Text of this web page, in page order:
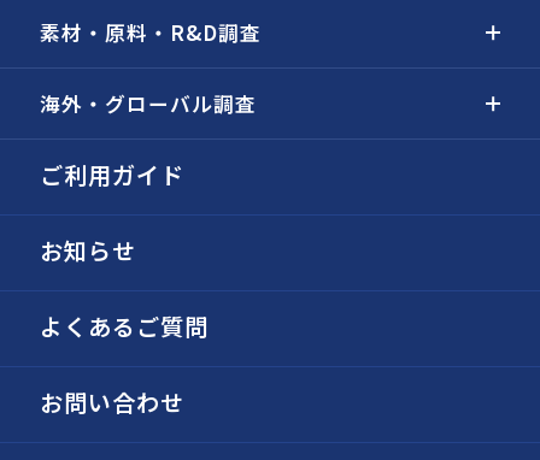
素材・原料・R&D調査
海外・グローバル調査
ご利用ガイド
お知らせ
よくあるご質問
お問い合わせ